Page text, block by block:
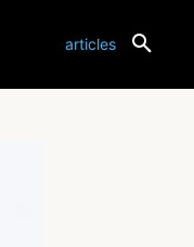
articles